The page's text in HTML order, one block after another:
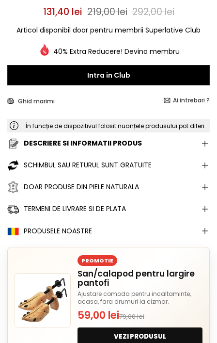
131,40 lei 219,00 lei 292,00 lei
Articol disponibil doar pentru membrii Superlative Club
40% Extra Reducere! Devino membru
Intra in Club
Ghid marimi Ai intrebari ?
În funcție de dispozitivul folosit nuanțele produsului pot diferi.
DESCRIERE SI INFORMATII PRODUS
SCHIMBUL SAU RETURUL SUNT GRATUITE
DOAR PRODUSE DIN PIELE NATURALA
TERMENI DE LIVRARE SI DE PLATA
PRODUSELE NOASTRE
PROMOTIE
San/calapod pentru largire
pantofi
Ajustare comoda pentru incaltaminte,
acasa, fara drumuri la cizmar.
59,00 lei79,00 lei
VEZI PRODUSUL